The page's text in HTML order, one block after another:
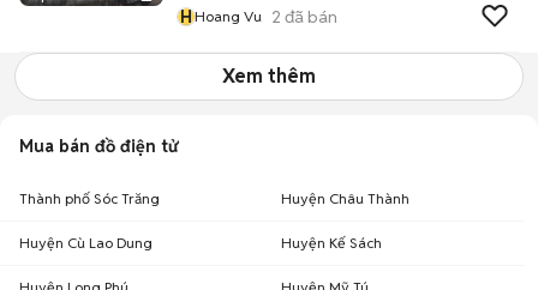
HHoang Vu 2 đã bán
Xem thêm
Mua bán đồ điện tử
Thành phố Sóc Trăng Huyện Châu Thành
Huyện Cù Lao Dung Huyện Kế Sách